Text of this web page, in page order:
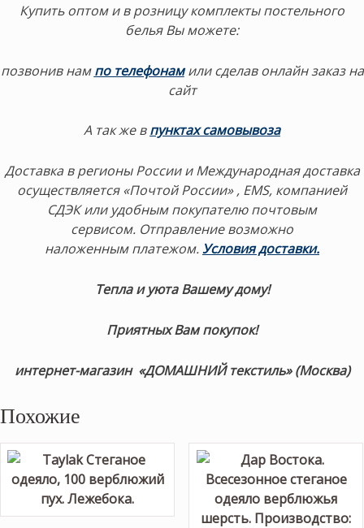
Купить оптом и в розницу комплекты постельного
белья Вы можете:
позвонив нампо телефонам или сделав онлайн заказ на
сайт
А так же в пунктах самовывоза
Доставка в регионы России и Международная доставка
осуществляется «Почтой России» , EMS, компанией
СДЭК или удобным покупателю почтовым
сервисом. Отправление возможно
наложенным платежом.Условия доставки.
Тепла и уюта Вашему дому!
Приятных Вам покупок!
интернет-магазин «ДОМАШНИЙ текстиль» (Москва)
Похожие